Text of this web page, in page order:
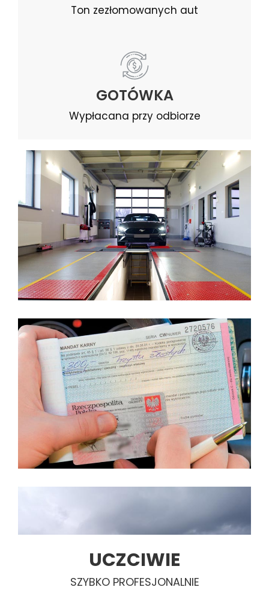
Ton zezłomowanych aut
GOTÓWKA
Wypłacana przy odbiorze
UCZCIWIE
SZYBKO PROFESJONALNIE